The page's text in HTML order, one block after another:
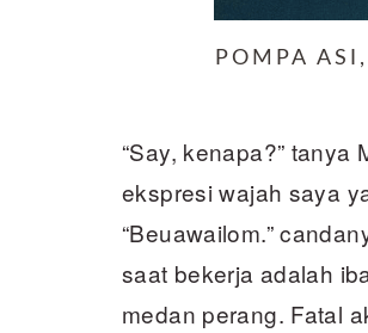
POMPA
“Say, kenapa?”
ekspresi wajah saya
“Beuawailom.”
saat bekerja adalah
medan perang. Fatal